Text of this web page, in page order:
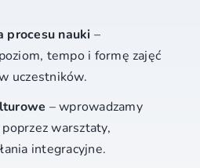
procesu nauki –
tempo i formę zajęć
uczestników.
– wprowadzamy
warsztaty,
integracyjne.